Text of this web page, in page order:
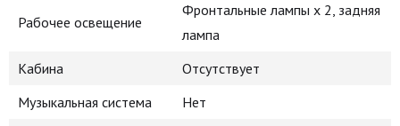
Рабочее освещение
Фронтальные лампы x 2, задняя
лампа
Кабина
Отсутствует
Музыкальная система
Нет